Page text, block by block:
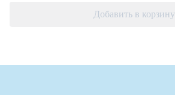
Добавить в корзину